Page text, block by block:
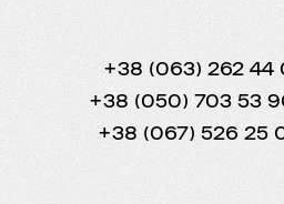
+38 (063) 262 44
+38 (050) 703 53
+38 (067) 526 25